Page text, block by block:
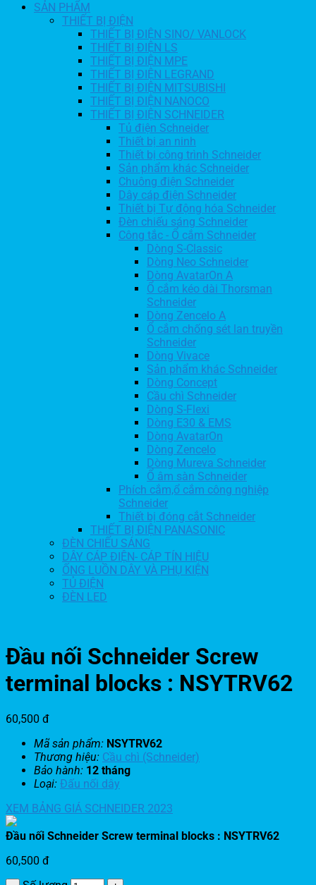
SẢN PHẨM
THIẾT BỊ ĐIỆN
THIẾT BỊ ĐIỆN SINO/ VANLOCK
THIẾT BỊ ĐIỆN LS
THIẾT BỊ ĐIỆN MPE
THIẾT BỊ ĐIỆN LEGRAND
THIẾT BỊ ĐIỆN MITSUBISHI
THIẾT BỊ ĐIỆN NANOCO
THIẾT BỊ ĐIỆN SCHNEIDER
Tủ điện Schneider
Thiết bị an ninh
Thiết bị công trình Schneider
Sản phẩm khác Schneider
Chuông điện Schneider
Dây cáp điện Schneider
Thiết bị Tự động hóa Schneider
Đèn chiếu sáng Schneider
Công tắc - Ổ cắm Schneider
Dòng S-Classic
Dòng Neo Schneider
Dòng AvatarOn A
Ổ cắm kéo dài Thorsman
Schneider
Dòng Zencelo A
Ổ cắm chống sét lan truyền
Schneider
Dòng Vivace
Sản phẩm khác Schneider
Dòng Concept
Cầu chì Schneider
Dòng S-Flexi
Dòng E30 & EMS
Dòng AvatarOn
Dòng Zencelo
Dòng Mureva Schneider
Ổ âm sàn Schneider
Phích cắm,ổ cắm công nghiệp
Schneider
Thiết bị đóng cắt Schneider
THIẾT BỊ ĐIỆN PANASONIC
ĐÈN CHIẾU SÁNG
DÂY CÁP ĐIỆN- CÁP TÍN HIỆU
ỐNG LUỒN DÂY VÀ PHỤ KIỆN
TỦ ĐIỆN
ĐÈN LED
Đầu nối Schneider Screw
terminal blocks : NSYTRV62
60,500 đ
Mã sản phẩm: NSYTRV62
Thương hiệu: Cầu chì (Schneider)
Bảo hành: 12 tháng
Loại: Đấu nối dây
XEM BẢNG GIÁ SCHNEIDER 2023
Đầu nối Schneider Screw terminal blocks : NSYTRV62
60,500 đ